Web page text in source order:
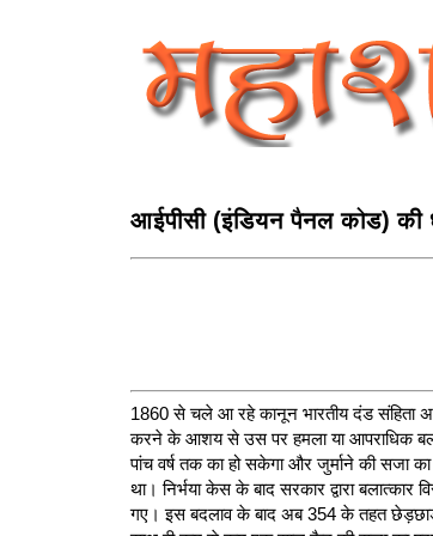
आईपीसी (इंडियन पैनल कोड) की
1860 से चले आ रहे कानून भारतीय दंड संहिता
करने के आशय से उस पर हमला या आपराधिक बल
पांच वर्ष तक का हो सकेगा और जुर्माने की सजा
था। निर्भया केस के बाद सरकार द्वारा
गए। इस बदलाव के बाद अब 354 के तहत छेड़छाड़